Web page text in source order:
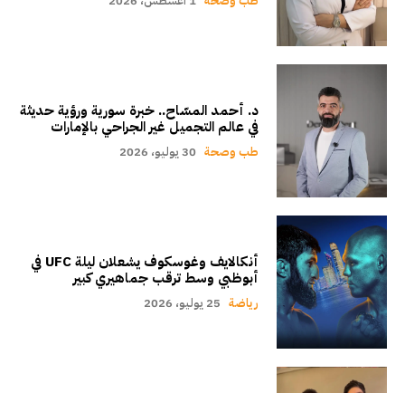
د. أحمد المسّاح.. خبرة سورية ورؤية حديثة
في عالم التجميل غير الجراحي بالإمارات
طب وصحة 30 يوليو، 2026
أنكالايف وغوسكوف يشعلان ليلة UFC في
أبوظبي وسط ترقب جماهيري كبير
رياضة 25 يوليو، 2026